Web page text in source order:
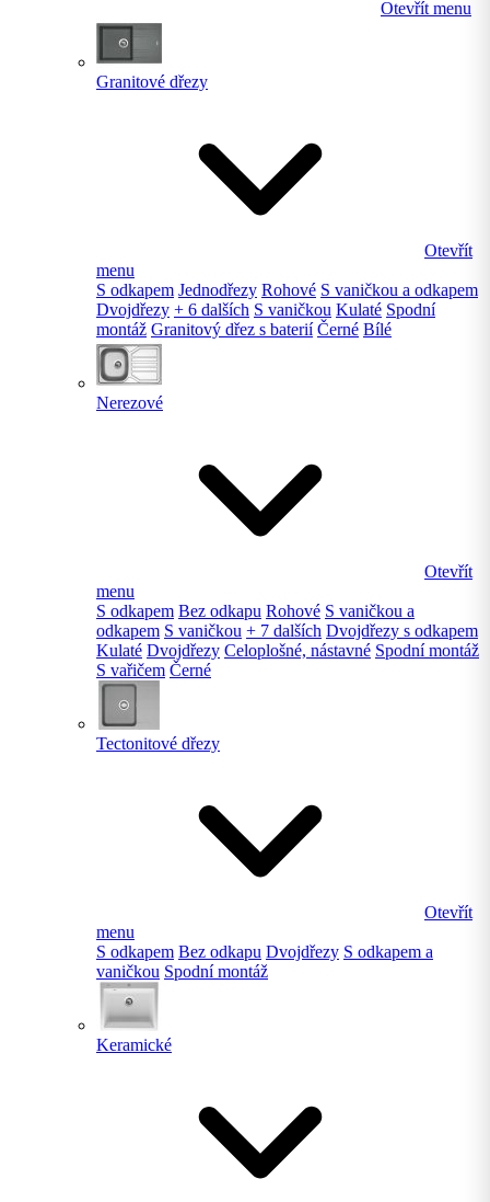
Otevřít menu
Granitové dřezy
Otevřít
menu
S odkapem Jednodřezy Rohové S vaničkou a odkapem
Dvojdřezy + 6 dalších S vaničkou Kulaté Spodní
montáž Granitový dřez s baterií Černé Bílé
Nerezové
Otevřít
menu
S odkapem Bez odkapu Rohové S vaničkou a
odkapem S vaničkou + 7 dalších Dvojdřezy s odkapem
Kulaté Dvojdřezy Celoplošné, nástavné Spodní montáž
S vařičem Černé
Tectonitové dřezy
Otevřít
menu
S odkapem Bez odkapu Dvojdřezy S odkapem a
vaničkou Spodní montáž
Keramické